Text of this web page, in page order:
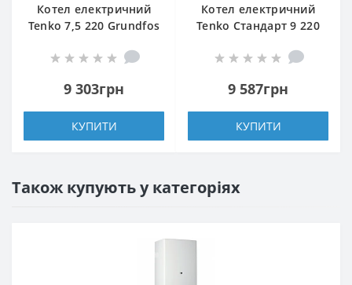
Котел електричний
Tenko 7,5 220 Grundfos
9 303грн
КУПИТИ
Котел електричний
Tenko Стандарт 9 220
9 587грн
КУПИТИ
Також купують у категоріях